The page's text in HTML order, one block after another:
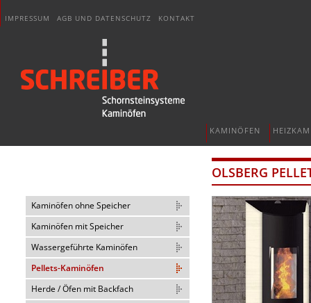
IMPRESSUM AGB UND DATENSCHUTZ KONTAKT
KAMINÖFEN
Kaminöfen ohne Speicher
Kaminöfen mit Speicher
Wassergeführte Kaminöfen
Pellets-Kaminöfen
Herde / Öfen mit Backfach
OLSBERG